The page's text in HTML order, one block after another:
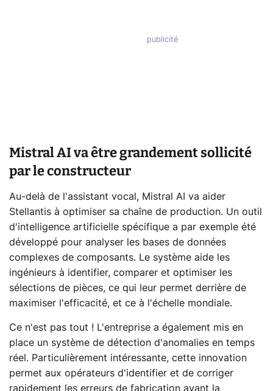
Mistral AI va être grandement sollicité
par le constructeur
Au-delà de l'assistant vocal, Mistral AI va aider
Stellantis à optimiser sa chaîne de production. Un outil
d'intelligence artificielle spécifique a par exemple été
développé pour analyser les bases de données
complexes de composants. Le système aide les
ingénieurs à identifier, comparer et optimiser les
sélections de pièces, ce qui leur permet derrière de
maximiser l'efficacité, et ce à l'échelle mondiale.
Ce n'est pas tout ! L'entreprise a également mis en
place un système de détection d'anomalies en temps
réel. Particulièrement intéressante, cette innovation
permet aux opérateurs d'identifier et de corriger
rapidement les erreurs de fabrication avant la